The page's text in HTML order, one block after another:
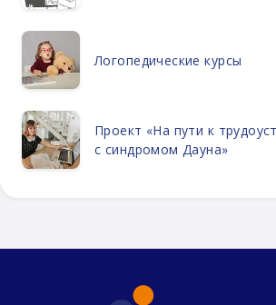
Логопедические курсы
Проект «На пути к
с синдромом Дауна»